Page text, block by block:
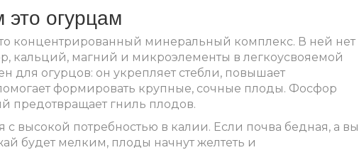
это огурцам
концентрированный минеральный комплекс. В ней нет
кальций, магний и микроэлементы в легкоусвояемой
для огурцов: он укрепляет стебли, повышает
формировать крупные, сочные плоды. Фосфор
предотвращает гниль плодов.
с высокой потребностью в калии. Если почва бедная, а вы
будет мелким, плоды начнут желтеть и